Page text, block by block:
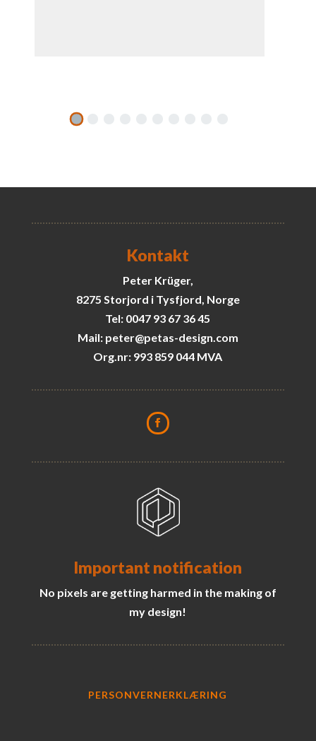
Kontakt
Peter Krüger,
8275 Storjord i Tysfjord, Norge
Tel: 0047 93 67 36 45
Mail: peter@petas-design.com
Org.nr: 993 859 044 MVA
Important notification
No pixels are getting harmed in the making of
my design!
PERSONVERNERKLÆRING